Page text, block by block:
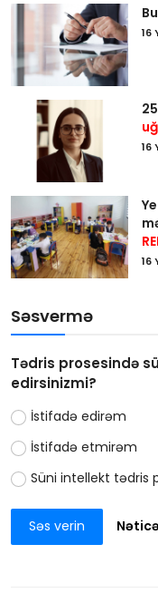
16
16
16
Səsvermə
Tədris prosesində
edirsinizmi?
İstifadə edirəm
İstifadə etmirəm
Süni intellekt tədris
Səs verin